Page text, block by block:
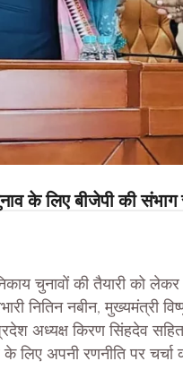
के लिए बीजेपी की
चुनावों की तैयारी को
नितिन नबीन, मुख्यमंत्री
अध्यक्ष किरण सिंहदेव
लिए अपनी रणनीति पर चर्चा